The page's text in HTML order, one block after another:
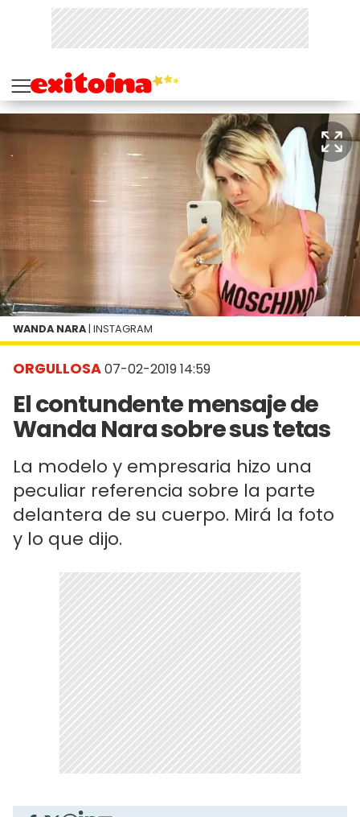
ORGULLOSA07-02-2019 14:59
El contundente mensaje de
Wanda Nara sobre sus tetas
La modelo y empresaria hizo una
peculiar referencia sobre la parte
delantera de su cuerpo. Mirá la foto
y lo que dijo.
WANDA NARA | INSTAGRAM